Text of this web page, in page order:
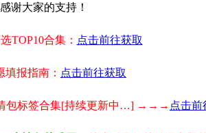
感谢大家的支持！
TOP10合集： 点击前往获取
填报指南： 点击前往获取
情包标签合集[持续更新中…] →→→ 点击前